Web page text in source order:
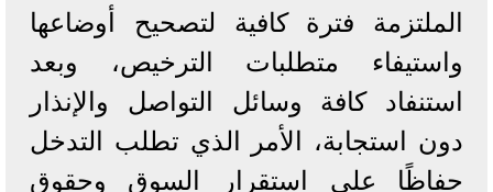
الملتزمة فترة كافية لتصحيح أوضاعها
واستيفاء متطلبات الترخيص، وبعد
استنفاد كافة وسائل التواصل والإنذار
دون استجابة، الأمر الذي تطلب التدخل
حفاظًا على استقرار السوق وحقوق